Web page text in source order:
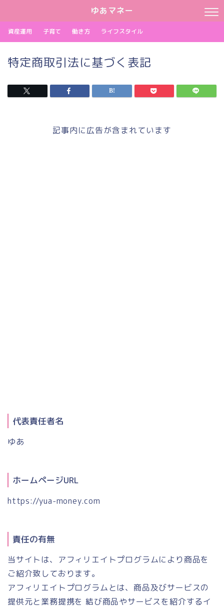
ゆあマネー
資産運用 子育て 働き方 ライフスタイル
特定商取引法に基づく表記
記事内に広告が含まれています
代表責任者名
ゆあ
ホームページURL
https://yua-money.com
責任の有無
当サイトは、アフィリエイトプログラムにより商品を
ご紹介致しております。
アフィリエイトプログラムとは、商品及びサービスの
提供元と業務提携を 結び商品やサービスを紹介するイ